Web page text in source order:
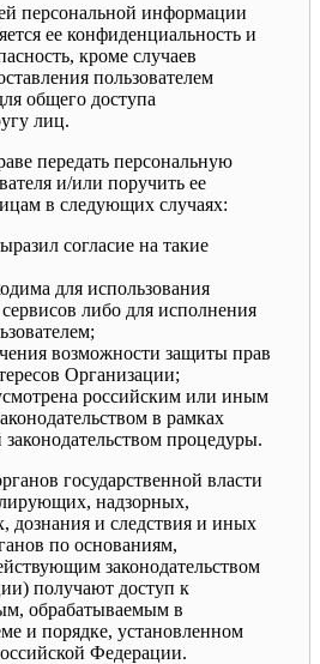
персональной информации
ее конфиденциальность и
кроме случаев
пользователем
общего доступа
лиц.
передать персональную
и/или поручить ее
в следующих случаях:
согласие на такие
для использования
либо для исполнения
возможности защиты прав
Организации;
российским или иным
в рамках
процедуры.
государственной власти
надзорных,
дознания и следствия и иных
по основаниям,
законодательством
получают доступ к
обрабатываемым в
и порядке, установленном
Федерации.